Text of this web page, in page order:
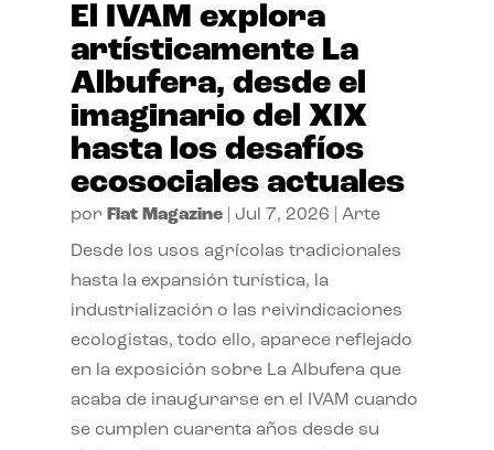
El IVAM explora
artísticamente La
Albufera, desde el
imaginario del XIX
hasta los desafíos
ecosociales actuales
por Flat Magazine| Jul 7, 2026 Arte
Desde los usos agrícolas tradicionales
hasta la expansión turística, la
industrialización o las reivindicaciones
ecologistas, todo ello, aparece reflejado
en la exposición sobre La Albufera que
acaba de inaugurarse en el IVAM cuando
se cumplen cuarenta años desde su